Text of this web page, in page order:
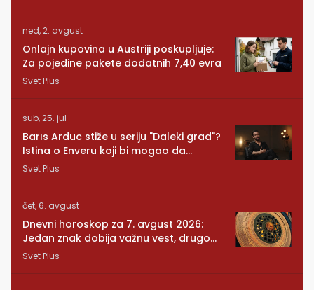
ned, 2. avgust
Onlajn kupovina u Austriji poskupljuje:
Za pojedine pakete dodatnih 7,40 evra
Svet Plus
sub, 25. jul
Barıs Arduc stiže u seriju "Daleki grad"?
Istina o Enveru koji bi mogao da
promeni sve
Svet Plus
čet, 6. avgust
Dnevni horoskop za 7. avgust 2026:
Jedan znak dobija važnu vest, drugom
se vraća osoba iz prošlosti
Svet Plus